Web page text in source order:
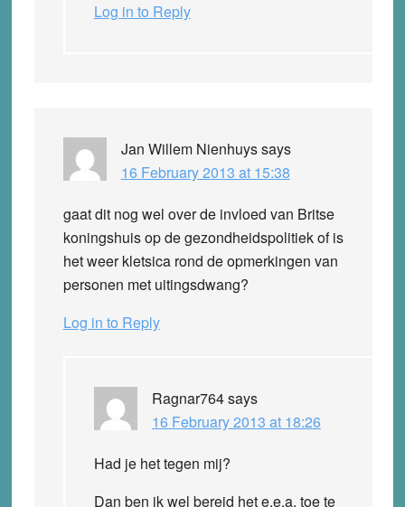
Log in to Reply
Jan Willem Nienhuyssays
16 February 2013 at 15:38
gaat dit nog wel over de invloed van Britse
koningshuis op de gezondheidspolitiek of is
het weer kletsica rond de opmerkingen van
personen met uitingsdwang?
Log in to Reply
Ragnar764says
16 February 2013 at 18:26
Had je het tegen mij?
Dan ben ik wel bereid het e.e.a. toe te